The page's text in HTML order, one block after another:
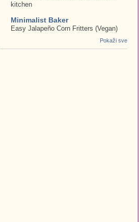
kitchen
Minimalist Baker
Easy Jalapeño Corn Fritters (Vegan)
Pokaži sve